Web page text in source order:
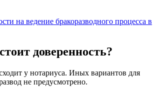
на ведение бракоразводного процесса в
доверенность?
у нотариуса. Иных вариантов для
не предусмотрено.